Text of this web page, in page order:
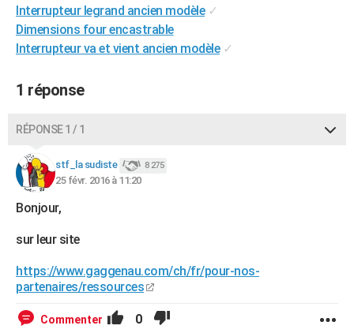
Destinations
City break
Voyage nature
Voyage de noces
Forum
Climat
+PHOTO
GUIDES D'ACHAT
BONS PLANS
Dictionnaire
Biographies
Citations
Expressions
Proverbes
PROGRAMME TV
COPAINS D'AVANT
S'inscrire
Se connecter
Lycées
Collèges
Primaires
Universités
Entreprises
Service militaire
Avis de recherche
AVIS DE DÉCÈS
FORUM
Interrupteur legrand ancien modèle ✓
Dimensions four encastrable
Interrupteur va et vient ancien modèle ✓
1 réponse
RÉPONSE 1 / 1
stf_la sudiste 8 275
25 févr. 2016 à 11:20
Bonjour,
sur leur site
https://www.gaggenau.com/ch/fr/pour-nos-
partenaires/ressources
Commenter 0